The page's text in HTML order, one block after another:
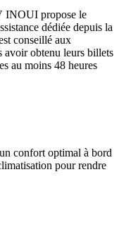
INOUI propose le
dédiée depuis la
conseillé aux
avoir obtenu leurs billets
au moins 48 heures
confort optimal à bord
pour rendre